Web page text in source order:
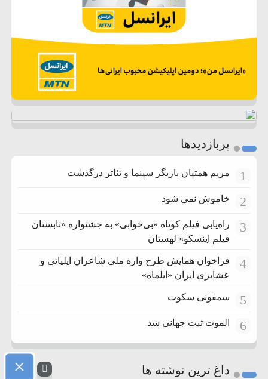
پربازدیدها
1 مریم همتیان بازیگر سینما و تئاتر درگذشت
2 خاموش نمی شود
3
راه‌یابی فیلم کوتاه «بی‌خوابی» به جشنواره «تابستان
فیلم اینسکو» لهستان
4
فراخوان همایش طرح واره ملی شاعران ایلیاتی و
عشایری ایران «ایلماه»
5 سمفونی سکوت
6 الموت ثبت جهانی شد
داغ ترین نوشته ها ×